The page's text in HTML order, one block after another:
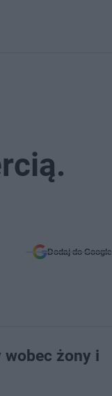
Dodaj do Google
wobec żony i